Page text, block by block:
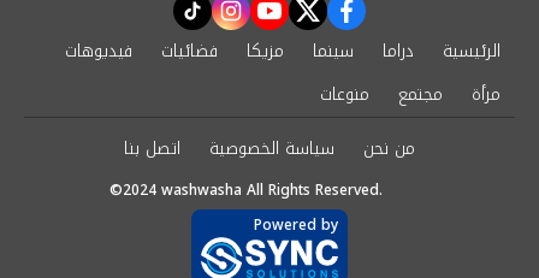
facebook
twitter
youtube
instagram
tiktok
الرئيسية دراما سينما مزيكا فضائيات
فيديوهات
مرأة
مجتمع
منوعات
من نحن
سياسة الخصوصية اتصل بنا
©2024 washwasha All Rights Reserved.
Powered by